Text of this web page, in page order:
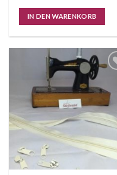
IN DEN WARENKORB
Auf die